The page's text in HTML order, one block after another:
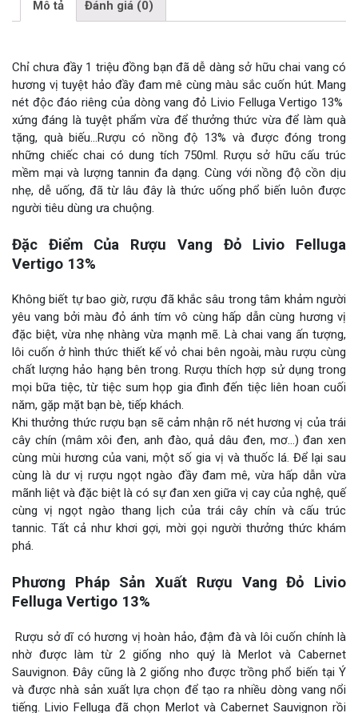
Mô tả Đánh giá (0)
Chỉ chưa đầy 1 triệu đồng bạn đã dễ dàng sở hữu chai vang có
hương vị tuyệt hảo đầy đam mê cùng màu sắc cuốn hút. Mang
nét độc đáo riêng của dòng vang đỏ Livio Felluga Vertigo 13%
xứng đáng là tuyệt phẩm vừa để thưởng thức vừa để làm quà
tặng, quà biếu…Rượu có nồng độ 13% và được đóng trong
những chiếc chai có dung tích 750ml. Rượu sở hữu cấu trúc
mềm mại và lượng tannin đa dạng. Cùng với nồng độ cồn dịu
nhẹ, dễ uống, đã từ lâu đây là thức uống phổ biến luôn được
người tiêu dùng ưa chuộng.
Đặc Điểm Của Rượu Vang Đỏ Livio Felluga
Vertigo 13%
Không biết tự bao giờ, rượu đã khắc sâu trong tâm khảm người
yêu vang bởi màu đỏ ánh tím vô cùng hấp dẫn cùng hương vị
đặc biệt, vừa nhẹ nhàng vừa mạnh mẽ. Là chai vang ấn tượng,
lôi cuốn ở hình thức thiết kế vỏ chai bên ngoài, màu rượu cùng
chất lượng hảo hạng bên trong. Rượu thích hợp sử dụng trong
mọi bữa tiệc, từ tiệc sum họp gia đình đến tiệc liên hoan cuối
năm, gặp mặt bạn bè, tiếp khách.
Khi thưởng thức rượu bạn sẽ cảm nhận rõ nét hương vị của trái
cây chín (mâm xôi đen, anh đào, quả dâu đen, mơ…) đan xen
cùng mùi hương của vani, một số gia vị và thuốc lá. Để lại sau
cùng là dư vị rượu ngọt ngào đầy đam mê, vừa hấp dẫn vừa
mãnh liệt và đặc biệt là có sự đan xen giữa vị cay của nghệ, quế
cùng vị ngọt ngào thang lịch của trái cây chín và cấu trúc
tannic. Tất cả như khơi gợi, mời gọi người thưởng thức khám
phá.
Phương Pháp Sản Xuất Rượu Vang Đỏ Livio
Felluga Vertigo 13%
Rượu sở dĩ có hương vị hoàn hảo, đậm đà và lôi cuốn chính là
nhờ được làm từ 2 giống nho quý là Merlot và Cabernet
Sauvignon. Đây cũng là 2 giống nho được trồng phổ biến tại Ý
và được nhà sản xuất lựa chọn để tạo ra nhiều dòng vang nổi
tiếng. Livio Felluga đã chọn Merlot và Cabernet Sauvignon rồi